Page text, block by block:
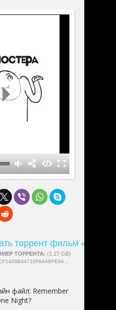
торрент фильм
ТОРРЕНТА: (1.27 GB)
4189
файл: Remember
Night?